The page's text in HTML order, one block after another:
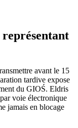
représentant
avant le 15
tardive expose
du GIOŚ. Eldris
voie électronique
jamais en blocage